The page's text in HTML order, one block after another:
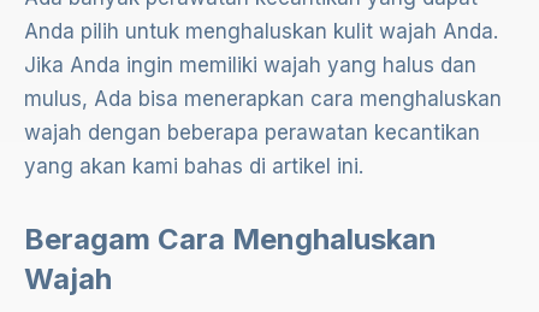
Anda pilih untuk menghaluskan kulit wajah Anda.
Jika Anda ingin memiliki wajah yang halus dan
mulus, Ada bisa menerapkan cara menghaluskan
wajah dengan beberapa perawatan kecantikan
yang akan kami bahas di artikel ini.
Beragam Cara Menghaluskan
Wajah